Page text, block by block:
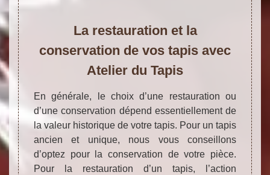
La restauration et la
conservation de vos tapis avec
Atelier du Tapis
En générale, le choix d’une restauration ou
d’une conservation dépend essentiellement de
la valeur historique de votre tapis. Pour un tapis
ancien et unique, nous vous conseillons
d’optez pour la conservation de votre pièce.
Pour la restauration d’un tapis, l’action